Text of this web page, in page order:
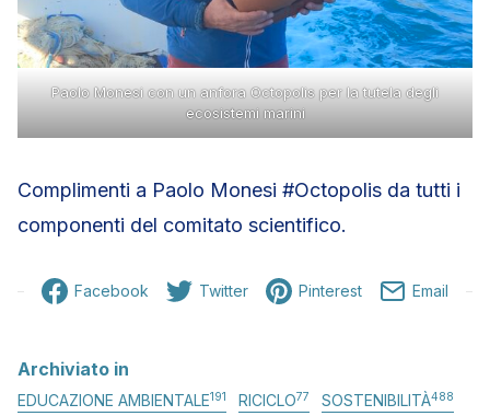
Paolo Monesi con un anfora Octopolis per la tutela degli
ecosistemi marini
Complimenti a Paolo Monesi #Octopolis da tutti i
componenti del comitato scientifico.
Facebook Twitter Pinterest Email
Archiviato in
EDUCAZIONE AMBIENTALE191 RICICLO77 SOSTENIBILITÀ488